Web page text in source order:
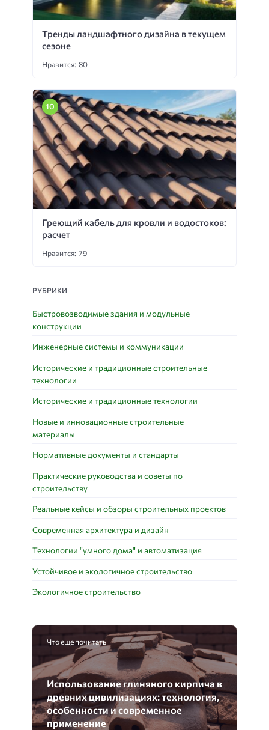
Тренды ландшафтного дизайна в текущем
сезоне
Нравится: 80
Греющий кабель для кровли и водостоков:
расчет
Нравится: 79
РУБРИКИ
Быстровозводимые здания и модульные
конструкции
Инженерные системы и коммуникации
Исторические и традиционные строительные
технологии
Исторические и традиционные технологии
Новые и инновационные строительные
материалы
Нормативные документы и стандарты
Практические руководства и советы по
строительству
Реальные кейсы и обзоры строительных проектов
Современная архитектура и дизайн
Технологии "умного дома" и автоматизация
Устойчивое и экологичное строительство
Экологичное строительство
Что еще почитать
Использование глиняного кирпича в
древних цивилизациях: технология,
особенности и современное
применение